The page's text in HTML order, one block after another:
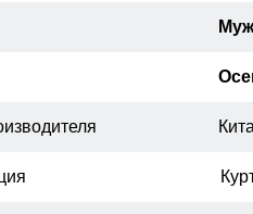
от подмышечного
ягодиц.